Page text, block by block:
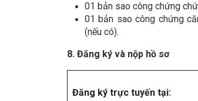
01 bản sao công chứng
01 bản sao công chứng
(nếu có).
8. Đăng ký và nộp hồ sơ
Đăng ký trực tuyến tại: